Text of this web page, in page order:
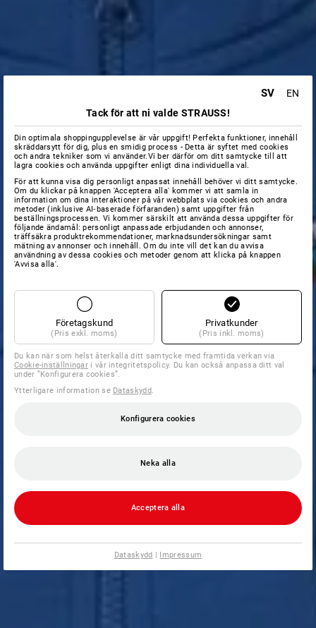
SV
EN
Tack för att ni valde STRAUSS!
Din optimala shoppingupplevelse är vår uppgift! Perfekta funktioner, innehåll
skräddarsytt för dig, plus en smidig process - Detta är syftet med cookies
och andra tekniker som vi använder.Vi ber därför om ditt samtycke till att
lagra cookies och använda uppgifter enligt dina individuella val.
För att kunna visa dig personligt anpassat innehåll behöver vi ditt samtycke.
Om du klickar på knappen 'Acceptera alla' kommer vi att samla in
information om dina interaktioner på vår webbplats via cookies och andra
metoder (inklusive AI‑baserade förfaranden) samt uppgifter från
beställningsprocessen. Vi kommer särskilt att använda dessa uppgifter för
följande ändamål: personligt anpassade erbjudanden och annonser,
träffsäkra produktrekommendationer, marknadsundersökningar samt
mätning av annonser och innehåll. Om du inte vill det kan du avvisa
användning av dessa cookies och metoder genom att klicka på knappen
'Avvisa alla'.
Företagskund
(Pris exkl. moms)
Privatkunder
(Pris inkl. moms)
Du kan när som helst återkalla ditt samtycke med framtida verkan via
Cookie-inställningar i vår integritetspolicy. Du kan också anpassa ditt val
under ”Konfigurera cookies”.
Ytterligare information se Dataskydd.
Konfigurera cookies
Neka alla
Acceptera alla
Dataskydd | Impressum